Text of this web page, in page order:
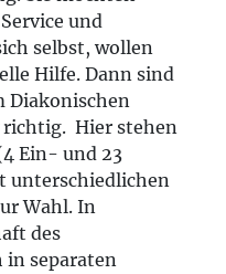
und
selbst, wollen
Hilfe. Dann sind
Diakonischen
richtig. Hier stehen
Ein- und 23
unterschiedlichen
Wahl. In
des
in separaten